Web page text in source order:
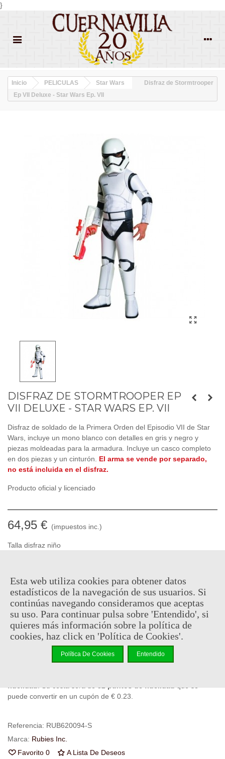
}
Inicio PELICULAS Star Wars
Disfraz de Stormtrooper
Ep VII Deluxe - Star Wars Ep. VII
DISFRAZ DE STORMTROOPER EP
VII DELUXE - STAR WARS EP. VII
Disfraz de soldado de la Primera Orden del Episodio VII de Star
Wars, incluye un mono blanco con detalles en gris y negro y
piezas moldeadas para la armadura. Incluye un casco completo
en dos piezas y un cinturón. El arma se vende por separado,
no está incluida en el disfraz.
Producto oficial y licenciado
64,95 € (impuestos inc.)
Talla disfraz niño
En stock, envío en 24/48h
-
Añadir Al Carrito
Código QR Compartir
puede convertir en un cupón de € 0.23
Referencia: RUB620094-S
Marca: Rubies Inc.
Favorito 0 A Lista De Deseos
Esta web utiliza cookies para obtener datos
estadísticos de la navegación de sus usuarios. Si
continúas navegando consideramos que aceptas
su uso. Para continuar pulsa sobre 'Entendido', si
quieres más información sobre la política de
cookies, haz click en 'Política de Cookies'.
Política De Cookies Entendido